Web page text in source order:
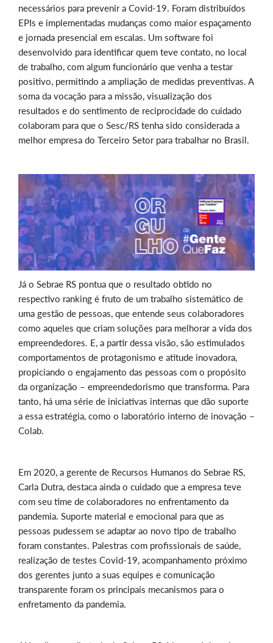
necessários para prevenir a Covid-19. Foram distribuídos
EPIs e implementadas mudanças como maior espaçamento
e jornada presencial em escalas. Um software foi
desenvolvido para identificar quem teve contato, no local
de trabalho, com algum funcionário que venha a testar
positivo, permitindo a ampliação de medidas preventivas. A
soma da vocação para a missão, visualização dos
resultados e do sentimento de reciprocidade do cuidado
colaboram para que o Sesc/RS tenha sido considerada a
melhor empresa do Terceiro Setor para trabalhar no Brasil.
Já o Sebrae RS pontua que o resultado obtido no
respectivo ranking é fruto de um trabalho sistemático de
uma gestão de pessoas, que entende seus colaboradores
como aqueles que criam soluções para melhorar a vida dos
empreendedores. E, a partir dessa visão, são estimulados
comportamentos de protagonismo e atitude inovadora,
propiciando o engajamento das pessoas com o propósito
da organização – empreendedorismo que transforma. Para
tanto, há uma série de iniciativas internas que dão suporte
a essa estratégia, como o laboratório interno de inovação –
Colab.
Em 2020, a gerente de Recursos Humanos do Sebrae RS,
Carla Dutra, destaca ainda o cuidado que a empresa teve
com seu time de colaboradores no enfrentamento da
pandemia. Suporte material e emocional para que as
pessoas pudessem se adaptar ao novo tipo de trabalho
foram constantes. Palestras com profissionais de saúde,
realização de testes Covid-19, acompanhamento próximo
dos gerentes junto a suas equipes e comunicação
transparente foram os principais mecanismos para o
enfretamento da pandemia.